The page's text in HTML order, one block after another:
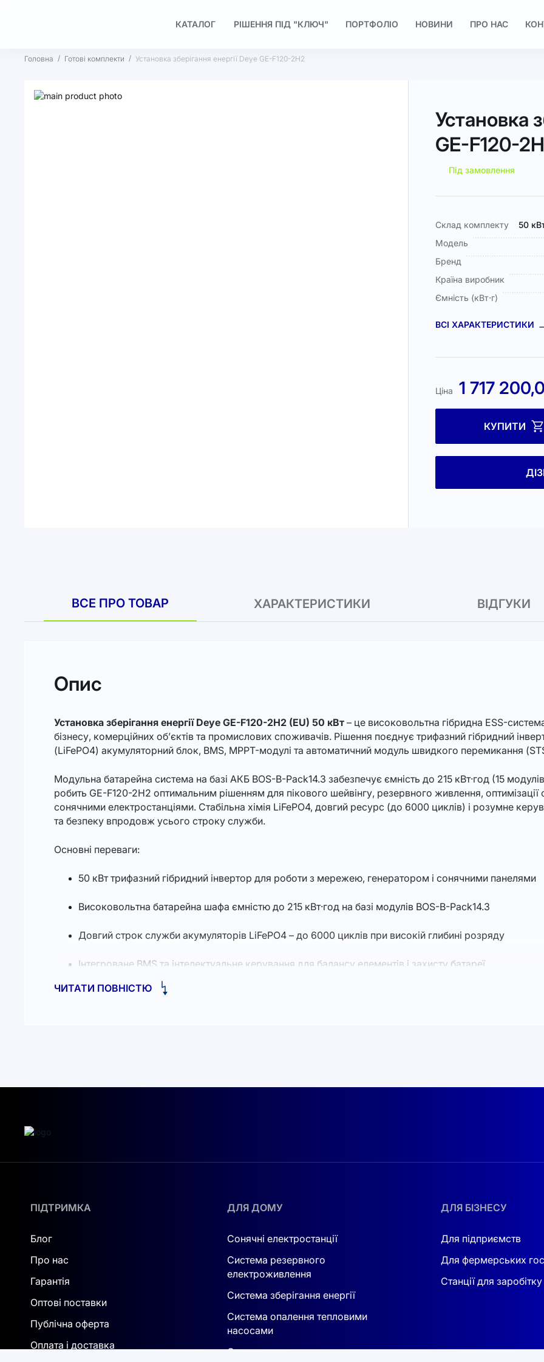
КАТАЛОГ РІШЕННЯ ПІД "КЛЮЧ" ПОРТФОЛІО НОВИНИ ПРО НАС
Головна Готові комплекти Установка зберігання енергії Deye GE-F120-2H2
Перейти
Установка
GE-F120-
Під замовлення
Докладніше
Склад комплекту
50
Модель
Бренд
Країна виробник
Ємність (кВт⋅г)
ВСІ ХАРАКТЕРИСТИКИ
Ціна 1 717
КУПИТИ
ВСЕ ПРО ТОВАР ХАРАКТЕРИСТИКИ ВІДГУКИ
Опис
Установка зберігання енергії Deye GE-F120-2H2 (EU) 50 кВт – це високовольтна гібридна ESS-
бізнесу, комерційних об’єктів та промислових споживачів. Рішення поєднує трифазний гібридний
(LiFePO4) акумуляторний блок, BMS, MPPT-модулі та автоматичний модуль швидкого перемикання
Модульна батарейна система на базі АКБ BOS-B-Pack14.3 забезпечує ємність до 215 кВт·год (15
робить GE-F120-2H2 оптимальним рішенням для пікового шейвінгу, резервного живлення, оптимізації
сонячними електростанціями. Стабільна хімія LiFePO4, довгий ресурс (до 6000 циклів) і розумне
та безпеку впродовж усього строку служби.
Основні переваги:
50 кВт трифазний гібридний інвертор для роботи з мережею, генератором і сонячними панелями
Високовольтна батарейна шафа ємністю до 215 кВт·год на базі модулів BOS-B-Pack14.3
Довгий строк служби акумуляторів LiFePO4 – до 6000 циклів при високій глибині розряду
Інтегроване BMS та інтелектуальне керування для балансу елементів і захисту батареї
Підтримка швидкого автоматичного перемикання на резерв (STS) для критичних навантажень
ЧИТАТИ ПОВНІСТЮ
ПІДТРИМКА
Блог
Про нас
Гарантія
Оптові поставки
Публічна оферта
Оплата і доставка
ДЛЯ ДОМУ
Сонячні електростанції
Система резервного
електроживлення
Система зберігання енергії
Система опалення тепловими
насосами
Системи для заряджання
ДЛЯ БІЗНЕСУ
Для підприємств
Для фермерських
Станції для заробітку